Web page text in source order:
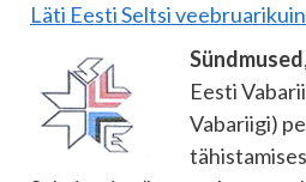
Läti Eesti Seltsi
Sündmused
Eesti
Vabariigi)